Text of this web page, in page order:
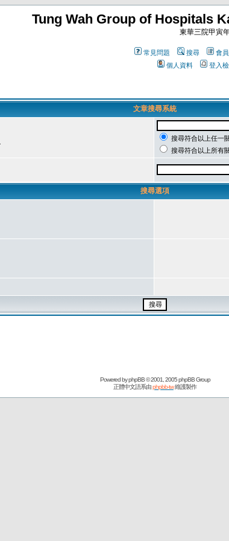
Tung Wah Group of Hospitals
東華三院甲寅
常見問題 搜尋 會
個人資料
登入
文章搜尋系統
搜尋符合以上任一
搜尋符合以上所有
搜尋選項
Powered byphpBB© 2001, 2005 phpBB Group
正體中文語系由phpbb-tw維護製作